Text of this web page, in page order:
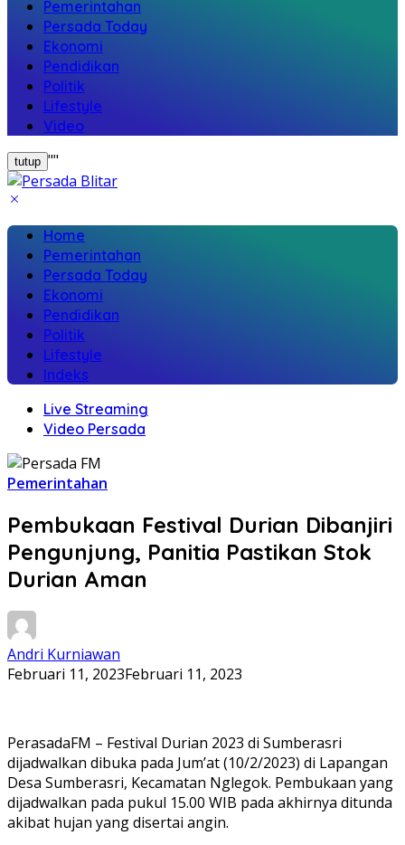
Pemerintahan
Persada Today
Ekonomi
Pendidikan
Politik
Lifestyle
Video
tutup ""
Home
Pemerintahan
Persada Today
Ekonomi
Pendidikan
Politik
Lifestyle
Indeks
Live Streaming
Video Persada
Pemerintahan
Pembukaan Festival Durian Dibanjiri
Pengunjung, Panitia Pastikan Stok
Durian Aman
Andri Kurniawan
Februari 11, 2023Februari 11, 2023
PerasadaFM – Festival Durian 2023 di Sumberasri
dijadwalkan dibuka pada Jum’at (10/2/2023) di Lapangan
Desa Sumberasri, Kecamatan Nglegok. Pembukaan yang
dijadwalkan pada pukul 15.00 WIB pada akhirnya ditunda
akibat hujan yang disertai angin.